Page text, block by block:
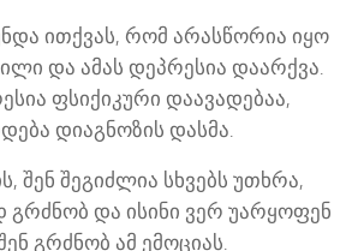
ითქვას, რომ არასწორია იყო
და ამას დეპრესია დაარქვა.
ფსიქიკური დაავადებაა,
დიაგნოზის დასმა.
შენ შეგიძლია სხვებს უთხრა,
და ისინი ვერ უარყოფენ
გრძნობ ამ ემოციას.